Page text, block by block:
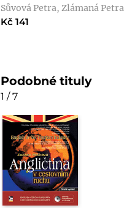
Sůvová Petra, Zlámaná Petra
Kč 141
Podobné tituly
1 / 7